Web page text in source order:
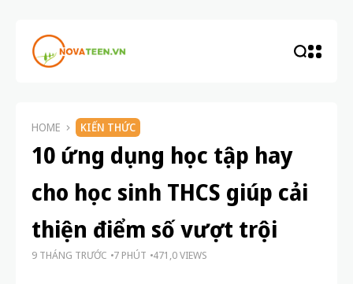
HOME KIẾN THỨC
10 ứng dụng học tập hay
cho học sinh THCS giúp cải
thiện điểm số vượt trội
9 THÁNG TRƯỚC 7 PHÚT 471,0 VIEWS